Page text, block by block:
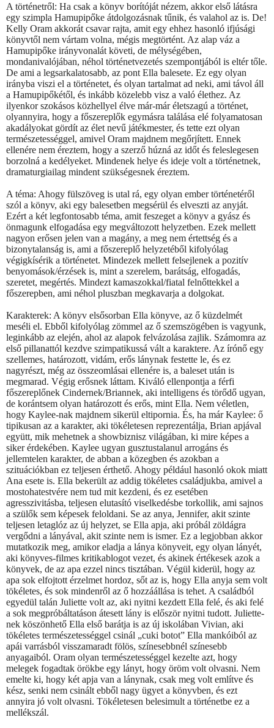
A történetről: Ha csak a könyv borítóját nézem, akkor első látásra
egy szimpla Hamupipőke átdolgozásnak tűnik, és valahol az is. De!
Kelly Oram akkorát csavar rajta, amit egy ehhez hasonló ifjúsági
könyvtől nem vártam volna, mégis megtörtént. Az alap váz a
Hamupipőke irányvonalát követi, de mélységében,
mondanivalójában, néhol történetvezetés szempontjából is eltér tőle.
De ami a legsarkalatosabb, az pont Ella balesete. Ez egy olyan
irányba viszi el a történetet, és olyan tartalmat ad neki, ami távol áll
a Hamupipőkétől, és inkább közelebb visz a való élethez. Az
ilyenkor szokásos közhellyel élve már-már életszagú a történet,
olyannyira, hogy a főszereplők egymásra találása elé folyamatosan
akadályokat gördít az élet nevű játékmester, és tette ezt olyan
természetességgel, amivel Oram majdnem megőrjített. Ennek
ellenére nem éreztem, hogy a szerző húzná az időt és feleslegesen
borzolná a kedélyeket. Mindenek helye és ideje volt a történetnek,
dramaturgiailag mindent szükségesnek éreztem.
A téma: Ahogy fülszöveg is utal rá, egy olyan ember történetéről
szól a könyv, aki egy balesetben megsérül és elveszti az anyját.
Ezért a két legfontosabb téma, amit feszeget a könyv a gyász és
önmagunk elfogadása egy megváltozott helyzetben. Ezek mellett
nagyon erősen jelen van a magány, a meg nem értettség és a
bizonytalanság is, ami a főszereplő helyzetéből kifolyólag
végigkísérik a történetet. Mindezek mellett felsejlenek a pozitív
benyomások/érzések is, mint a szerelem, barátság, elfogadás,
szeretet, megértés. Mindezt kamaszokkal/fiatal felnőttekkel a
főszerepben, ami néhol pluszban megkavarja a dolgokat.
Karakterek: A könyv elsősorban Ella könyve, az ő küzdelmét
meséli el. Ebből kifolyólag zömmel az ő szemszögében is vagyunk,
leginkább az elején, ahol az alapok felvázolása zajlik. Számomra az
első pillanattól kezdve szimpatikussá vált a karaktere. Az írónő egy
szellemes, határozott, vidám, erős lánynak festette le, és ez
nagyrészt, még az összeomlásai ellenére is, a baleset után is
megmarad. Végig erősnek láttam. Kiváló ellenpontja a férfi
főszereplőnek Cindernek/Briannek, aki intelligens és törődő ugyan,
de korántsem olyan határozott és erős, mint Ella. Nem véletlen,
hogy Kaylee-nak majdnem sikerül eltipornia. És, ha már Kaylee: ő
tipikusan az a karakter, aki tökéletesen reprezentálja, Brian apjával
együtt, mik mehetnek a showbiznisz világában, ki mire képes a
siker érdekében. Kaylee ugyan gusztustalanul arrogáns és
jellemtelen karakter, de abban a közegben és azokban a
szituációkban ez teljesen érthető. Ahogy például hasonló okok miatt
Ana esete is. Ella bekerült az addig tökéletes családjukba, amivel a
mostohatestvére nem tud mit kezdeni, és ez esetében
agresszivitásba, teljesen elutasító viselkedésbe torkollik, ami sajnos
a szülők sem képesek feloldani. Se az anya, Jennifer, akit szinte
teljesen letaglóz az új helyzet, se Ella apja, aki próbál zöldágra
vergődni a lányával, akit szinte nem is ismer. Ez a legjobban akkor
mutatkozik meg, amikor eladja a lánya könyveit, egy olyan lányét,
aki könyves-filmes kritikablogot vezet, és akinek értékesek azok a
könyvek, de az apa ezzel nincs tisztában. Végül kiderül, hogy az
apa sok elfojtott érzelmet hordoz, sőt az is, hogy Ella anyja sem volt
tökéletes, és sok mindenről az ő hozzáállása is tehet. A családból
egyedül talán Juliette volt az, aki nyitni kezdett Ella felé, és aki felé
a sok megpróbáltatáson átesett lány is először nyitni tudott. Juliette-
nek köszönhető Ella első barátja is az új iskolában Vivian, aki
tökéletes természetességgel csinál „cuki botot” Ella mankóiból az
apái varrásból visszamaradt fölös, színesebbnél színesebb
anyagaiból. Oram olyan természetességgel kezelte azt, hogy
melegek fogadtak örökbe egy lányt, hogy öröm volt olvasni. Nem
emelte ki, hogy két apja van a lánynak, csak meg volt említve és
kész, senki nem csinált ebből nagy ügyet a könyvben, és ezt
annyira jó volt olvasni. Tökéletesen belesimult a történetbe ez a
mellékszál.